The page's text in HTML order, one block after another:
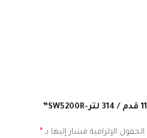
الحقول الإلزامية مشار إليها بـ *